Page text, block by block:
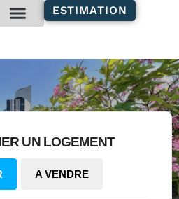
ESTIMATION
UN LOGEMENT
A VENDRE